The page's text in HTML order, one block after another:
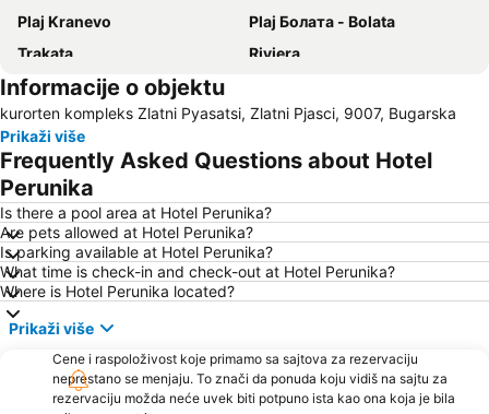
Plaj Kranevo
Plaj Болата - Bolata
Trakata
Riviera
Pobeda
Bulgaran
rayon Asparuhovo
Nos Kaliakra
Informacije o objektu
kurorten kompleks Zlatni Pyasatsi, Zlatni Pjasci, 9007, Bugarska
Prikaži više
Frequently Asked Questions about Hotel
Perunika
Is there a pool area at Hotel Perunika?
Are pets allowed at Hotel Perunika?
Is parking available at Hotel Perunika?
What time is check-in and check-out at Hotel Perunika?
Where is Hotel Perunika located?
Prikaži više
Cene i raspoloživost koje primamo sa sajtova za rezervaciju
neprestano se menjaju. To znači da ponuda koju vidiš na sajtu za
rezervaciju možda neće uvek biti potpuno ista kao ona koja je bila